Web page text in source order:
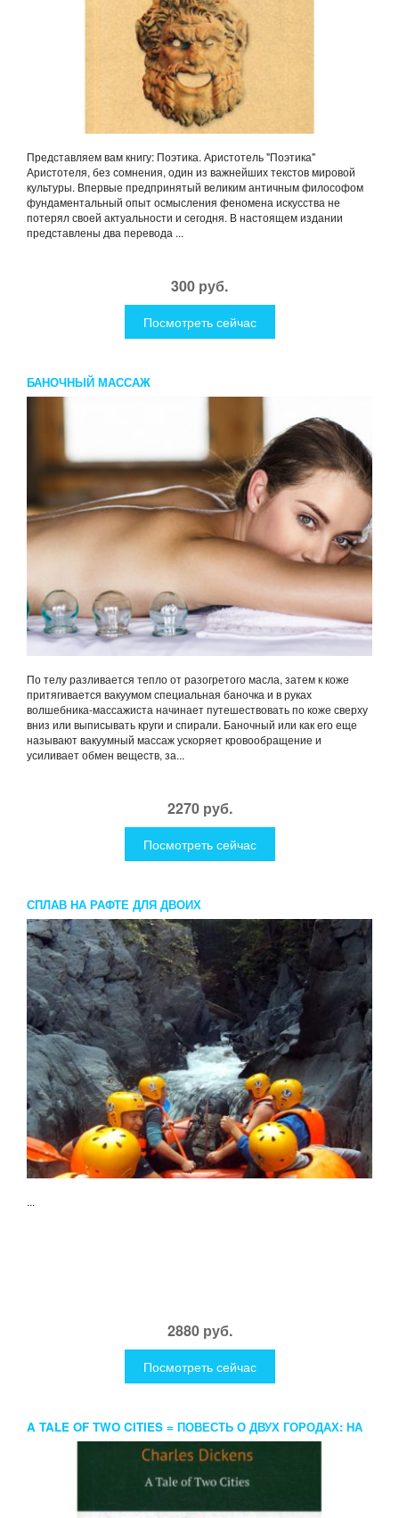
Представляем вам книгу: Поэтика. Аристотель "Поэтика"
Аристотеля, без сомнения, один из важнейших текстов мировой
культуры. Впервые предпринятый великим античным философом
фундаментальный опыт осмысления феномена искусства не
потерял своей актуальности и сегодня. В настоящем издании
представлены два перевода ...
300 руб.
Посмотреть сейчас
БАНОЧНЫЙ МАССАЖ
По телу разливается тепло от разогретого масла, затем к коже
притягивается вакуумом специальная баночка и в руках
волшебника-массажиста начинает путешествовать по коже сверху
вниз или выписывать круги и спирали. Баночный или как его еще
называют вакуумный массаж ускоряет кровообращение и
усиливает обмен веществ, за...
2270 руб.
Посмотреть сейчас
СПЛАВ НА РАФТЕ ДЛЯ ДВОИХ
...
2880 руб.
Посмотреть сейчас
A TALE OF TWO CITIES = ПОВЕСТЬ О ДВУХ ГОРОДАХ: НА
АНГЛ.ЯЗ. DICKENS C.